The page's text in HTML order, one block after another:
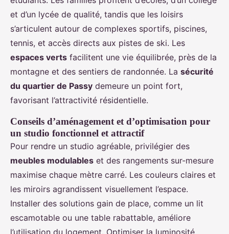
et d’un lycée de qualité, tandis que les loisirs
s’articulent autour de complexes sportifs, piscines,
tennis, et accès directs aux pistes de ski. Les
espaces verts facilitent une vie équilibrée, près de la
montagne et des sentiers de randonnée. La sécurité
du quartier de Passy demeure un point fort,
favorisant l’attractivité résidentielle.
Conseils d’aménagement et d’optimisation pour
un studio fonctionnel et attractif
Pour rendre un studio agréable, privilégier des
meubles modulables et des rangements sur-mesure
maximise chaque mètre carré. Les couleurs claires et
les miroirs agrandissent visuellement l’espace.
Installer des solutions gain de place, comme un lit
escamotable ou une table rabattable, améliore
l’utilisation du logement. Optimiser la luminosité